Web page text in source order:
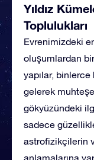
Yıldız
Toplulukları
Evrenimizdeki
oluşumlardan
yapılar, binlerce
gelerek
gökyüzündeki
sadece
astrofizikçilerin
anlamalarına